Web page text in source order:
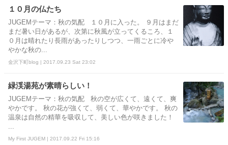
１０月の仏たち
JUGEMテーマ：秋の気配 １０月に入った。 ９月はまだ
まだ暑い日があるが、次第に秋風が立ってくるころ、１
０月は晴れたり長雨があったりしつつ、一雨ごとに冷や
やかな秋の...
金沢下町blog | 2017.09.23 Sat 23:02
緑渓湯苑が素晴らしい！
JUGEMテーマ：秋の気配 秋の空が広くて、遠くて、爽
やかです。 秋の花が強くて、弱くて、華やかです。 秋の
温泉は自然の精華を吸収して、美しい色が咲きました！
My First JUGEM | 2017.09.22 Fri 15:16